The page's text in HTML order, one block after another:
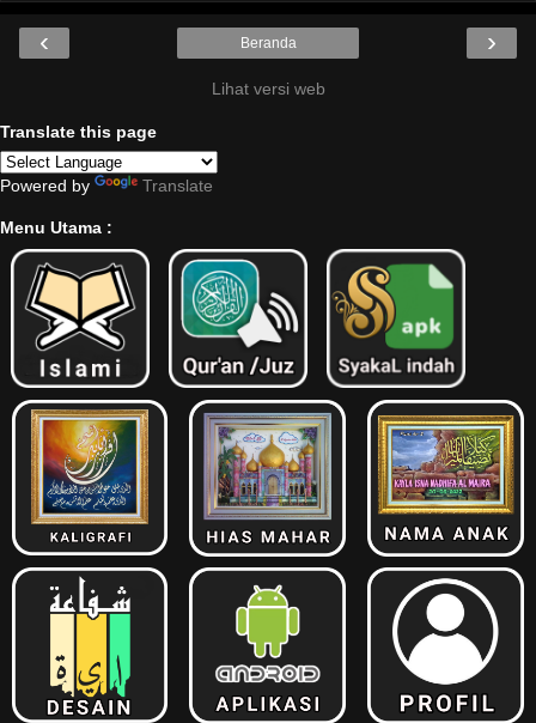
‹ ›
Beranda
Lihat versi web
Translate this page
Powered by Translate
Menu Utama :